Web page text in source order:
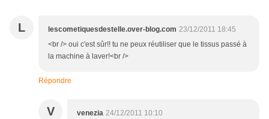
L lescometiquesdestelle.over-blog.com 23/12/2011 18:45
<br /> oui c'est sûr!! tu ne peux réutiliser que le tissus passé à
la machine à laver!<br />
Répondre
V venezia 24/12/2011 10:10